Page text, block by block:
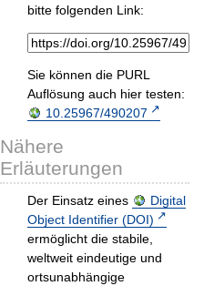
bitte folgenden Link:
Sie können die PURL
Auflösung auch hier testen:
10.25967/490207
Nähere
Erläuterungen
Der Einsatz eines
Digital
Object Identifier (DOI)
ermöglicht die stabile,
weltweit eindeutige und
ortsunabhängige